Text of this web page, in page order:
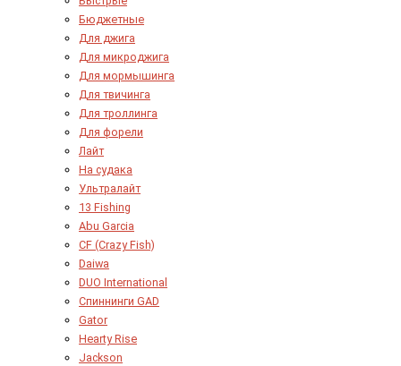
Бюджетные
Для джига
Для микроджига
Для мормышинга
Для твичинга
Для троллинга
Для форели
Лайт
На судака
Ультралайт
13 Fishing
Abu Garcia
CF (Crazy Fish)
Daiwa
DUO International
Спиннинги GAD
Gator
Hearty Rise
Jackson